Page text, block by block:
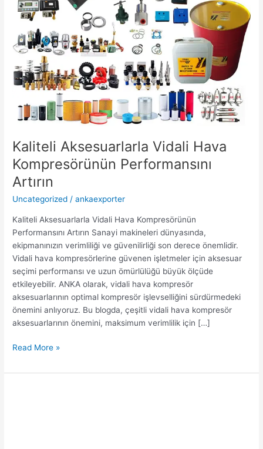
Kaliteli Aksesuarlarla Vidali Hava
Kompresörünün Performansını
Artırın
Uncategorized /ankaexporter
Kaliteli Aksesuarlarla Vidali Hava Kompresörünün
Performansını Artırın Sanayi makineleri dünyasında,
ekipmanınızın verimliliği ve güvenilirliği son derece önemlidir.
Vidali hava kompresörlerine güvenen işletmeler için aksesuar
seçimi performansı ve uzun ömürlülüğü büyük ölçüde
etkileyebilir. ANKA olarak, vidali hava kompresör
aksesuarlarının optimal kompresör işlevselliğini sürdürmedeki
önemini anlıyoruz. Bu blogda, çeşitli vidali hava kompresör
aksesuarlarının önemini, maksimum verimlilik için […]
Read More »